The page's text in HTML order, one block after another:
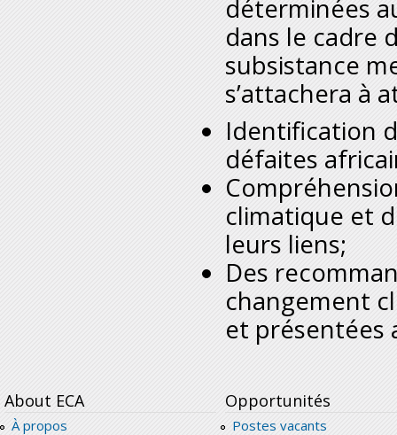
déterminées
dans le cadre
subsistance
s’attachera à
Identification
défaites
climatique et
leurs liens;
Des
changement
et présentées
About ECA
À propos
Opportunités
Postes vacants